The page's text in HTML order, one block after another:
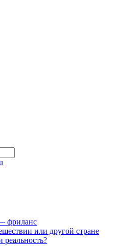
фриланс
или другой стране